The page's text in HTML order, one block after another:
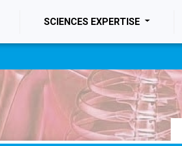
(CURRENT)SCIENCES EXPERTISE